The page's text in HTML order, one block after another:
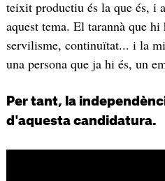
teixit productiu és la que és, i
aquest tema. El tarannà que
servilisme, continuïtat... i la
una persona que ja hi és, un
Per tant, la
d'aquesta candidatura.